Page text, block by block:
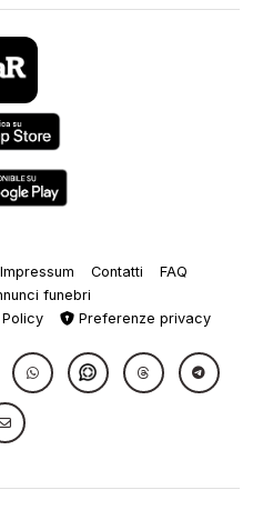
Impressum Contatti
FAQ
funebri
Preferenze privacy